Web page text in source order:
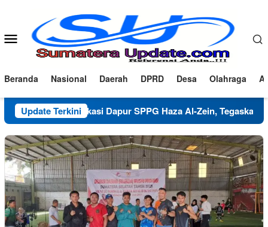
Menu
Mobile
Beranda Nasional Daerah DPRD Desa Olahraga
Update Terkini
Klarifikasi Dapur SPPG Haza Al-Zein, Tegaskan Komitmen